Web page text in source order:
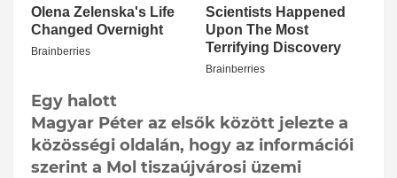
Egy halott
Magyar Péter az elsők között jelezte a
közösségi oldalán, hogy az információi
szerint a Mol tiszaújvárosi üzemi